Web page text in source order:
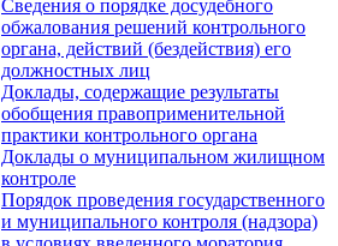
Сведения о порядке досудебного
обжалования решений контрольного
органа, действий (бездействия) его
должностных лиц
Доклады, содержащие результаты
обобщения правоприменительной
практики контрольного органа
Доклады о муниципальном жилищном
контроле
Порядок проведения государственного
и муниципального контроля (надзора)